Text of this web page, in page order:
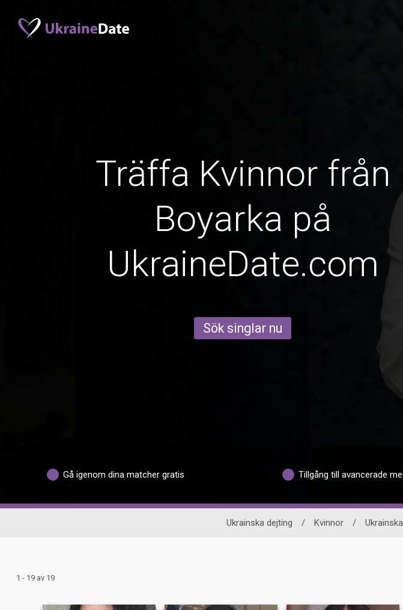
Träffa Kvinnor från
Boyarka på
UkraineDate.com
Sök singlar nu
Gå igenom dina matcher gratis Tillgång till avancerade
Ukrainska dejting / Kvinnor / Ukrainska
1 - 19 av 19